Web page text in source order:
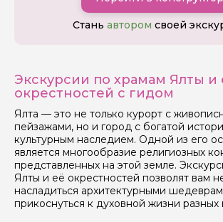
Стань автором своей
Экскурсии по храмам Ялты и
окрестностей с гидом
Ялта — это не только курорт с
пейзажами, но и город с богатой
культурным наследием. Одной из его
является многообразие религиозных
представленных на этой земле.
Ялты и её окрестностей позволят вам
насладиться архитектурными
прикоснуться к духовной жизни разных
Задайте свой вопрос гиду
Как вас зовут